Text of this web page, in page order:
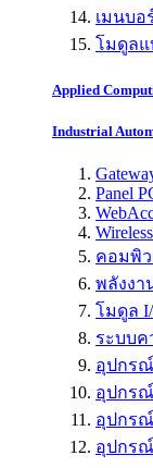
เมนบอ
โมดูลแ
Applied
Industrial
Panel
คอมพิว
พลังงา
โมดูล
ระบบ
อุปกร
อุปกร
อุปกร
อุปกรณ์